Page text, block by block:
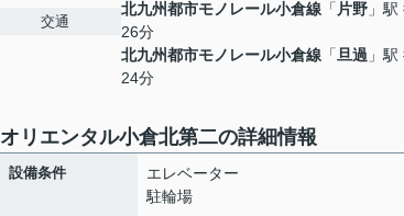
交通
北九州都市モノレール小倉線 「 片野 」
26分
北九州都市モノレール小倉線 「 旦過 」
24分
オリエンタル小倉北第二の詳細情報
設備条件
エレベーター
駐輪場